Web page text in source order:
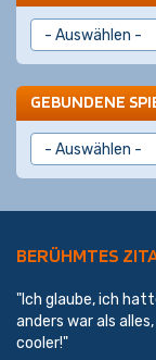
GEBUNDENE
BERÜHMTES
"Ich glaube, ich
anders war als
cooler!"